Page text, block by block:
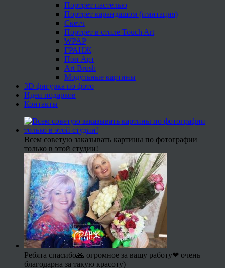
Портрет пастелью
Портрет карандашом (имитация)
Скетч
Портрет в стиле Touch Art
WPAP
ГРАНЖ
Поп Арт
Art Brush
Модульные картины
3D фигурка по фото
Идеи подарков
Контакты
Всем советую заказывать картины по фотографии
только в этой студии!
Ребята спасибо🙏 огромное за вашу работу❤ очень
благодарна за такую красоту)